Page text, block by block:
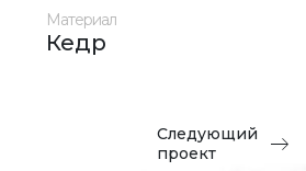
Материал
Кедр
Следующий
проект